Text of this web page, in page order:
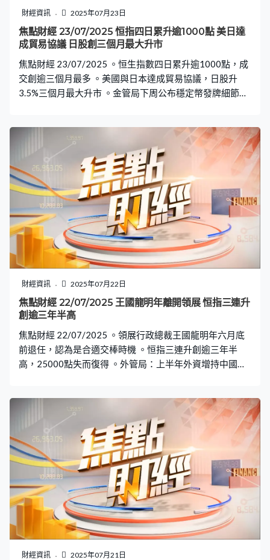
財經資訊 2025年07月23日
焦點財經 23/07/2025 恒指四日累升逾1000點 美日達
成貿易協議 日股創三個月最大升市
焦點財經 23/07/2025 。恒生指數四日累升逾1000點，成
交創逾三個月最多 。美國與日本達成貿易協議，日股升
3.5%三個月最大升市 。金管局下周公布穩定幣發牌細節，
財經資訊 2025年07月22日
焦點財經 22/07/2025 王國龍明年離開領展 恒指三連升
創逾三年半高
焦點財經 22/07/2025 。領展行政總裁王國龍明年六月底
前退任，認為是合適交棒時機 。恒指三連升創逾三年半
高，25000點失而復得 。外管局：上半年外資增持中國股
財經資訊 2025年07月21日